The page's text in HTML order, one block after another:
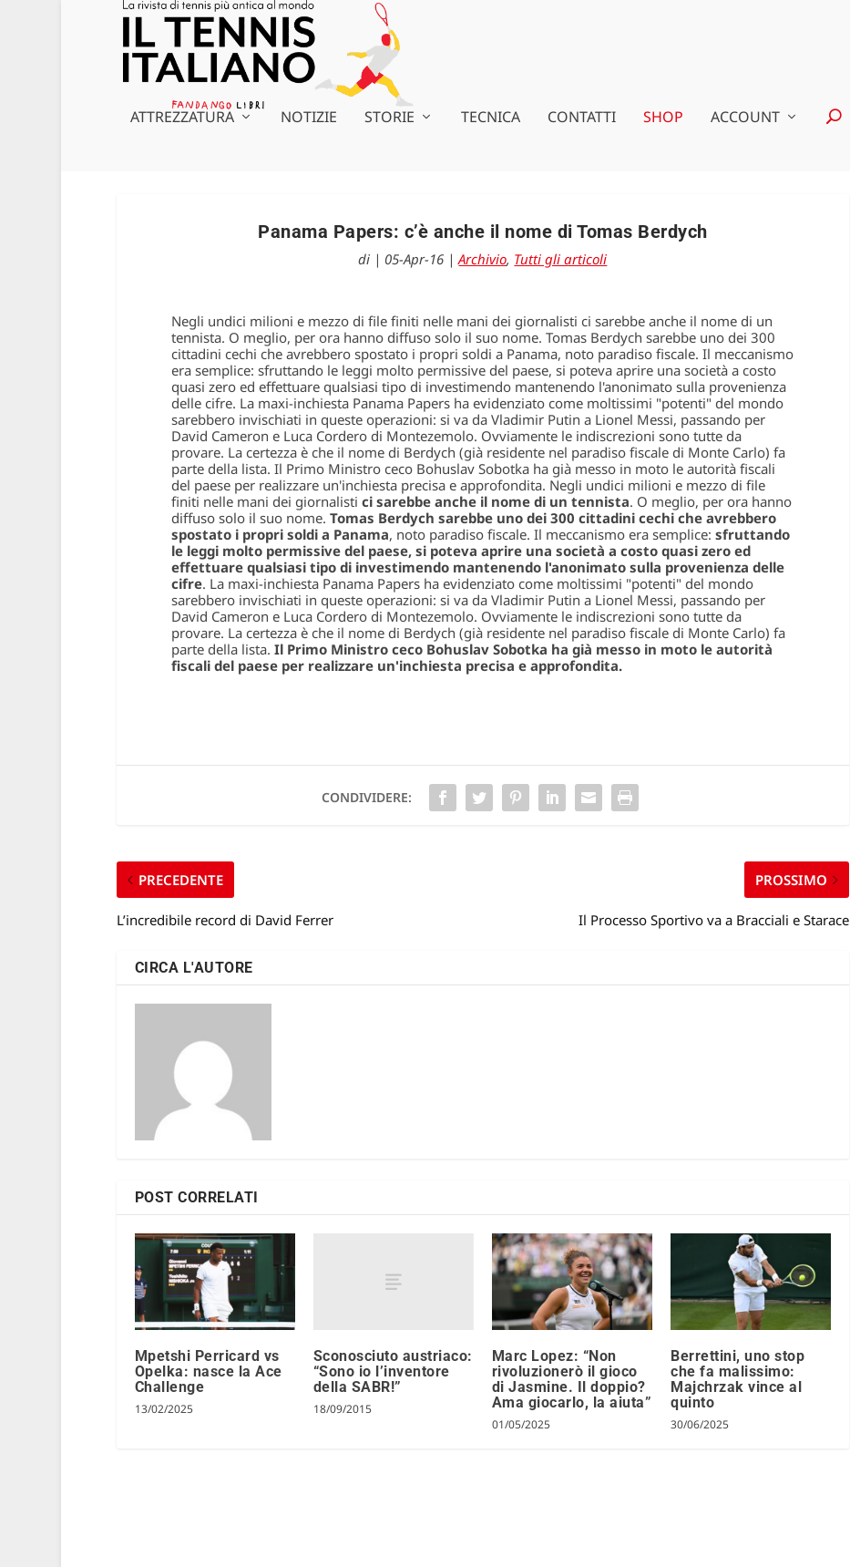
ATTREZZATURA NOTIZIE STORIE TECNICA CONTATTI SHOP ACCOUNT
Panama Papers: c’è anche il nome di Tomas Berdych
di | 05-Apr-16 |Archivio, Tutti gli articoli
Negli undici milioni e mezzo di file finiti nelle mani dei giornalisti ci sarebbe anche il nome di un
tennista. O meglio, per ora hanno diffuso solo il suo nome. Tomas Berdych sarebbe uno dei 300
cittadini cechi che avrebbero spostato i propri soldi a Panama, noto paradiso fiscale. Il meccanismo
era semplice: sfruttando le leggi molto permissive del paese, si poteva aprire una società a costo
quasi zero ed effettuare qualsiasi tipo di investimendo mantenendo l'anonimato sulla provenienza
delle cifre. La maxi-inchiesta Panama Papers ha evidenziato come moltissimi "potenti" del mondo
sarebbero invischiati in queste operazioni: si va da Vladimir Putin a Lionel Messi, passando per
David Cameron e Luca Cordero di Montezemolo. Ovviamente le indiscrezioni sono tutte da
provare. La certezza è che il nome di Berdych (già residente nel paradiso fiscale di Monte Carlo) fa
parte della lista. Il Primo Ministro ceco Bohuslav Sobotka ha già messo in moto le autorità fiscali
del paese per realizzare un'inchiesta precisa e approfondita. Negli undici milioni e mezzo di file
finiti nelle mani dei giornalisti ci sarebbe anche il nome di un tennista. O meglio, per ora hanno
diffuso solo il suo nome. Tomas Berdych sarebbe uno dei 300 cittadini cechi che avrebbero
spostato i propri soldi a Panama, noto paradiso fiscale. Il meccanismo era semplice: sfruttando
le leggi molto permissive del paese, si poteva aprire una società a costo quasi zero ed
effettuare qualsiasi tipo di investimendo mantenendo l'anonimato sulla provenienza delle
cifre. La maxi-inchiesta Panama Papers ha evidenziato come moltissimi "potenti" del mondo
sarebbero invischiati in queste operazioni: si va da Vladimir Putin a Lionel Messi, passando per
David Cameron e Luca Cordero di Montezemolo. Ovviamente le indiscrezioni sono tutte da
provare. La certezza è che il nome di Berdych (già residente nel paradiso fiscale di Monte Carlo) fa
parte della lista. Il Primo Ministro ceco Bohuslav Sobotka ha già messo in moto le autorità
fiscali del paese per realizzare un'inchiesta precisa e approfondita.
CONDIVIDERE:
PRECEDENTE
L’incredibile record di David Ferrer
PROSSIMO
Il Processo Sportivo va a Bracciali e Starace
CIRCA L'AUTORE
POST CORRELATI
Mpetshi Perricard vs
Opelka: nasce la Ace
Challenge
13/02/2025
Sconosciuto austriaco:
“Sono io l’inventore
della SABR!”
18/09/2015
Marc Lopez: “Non
rivoluzionerò il gioco
di Jasmine. Il doppio?
Ama giocarlo, la aiuta”
01/05/2025
Berrettini, uno stop
che fa malissimo:
Majchrzak vince al
quinto
30/06/2025